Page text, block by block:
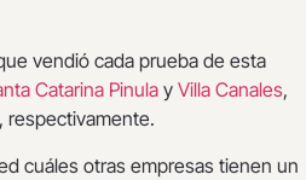
vendió cada prueba de esta
Catarina Pinulay Villa Canales,
respectivamente.
cuáles otras empresas tienen un